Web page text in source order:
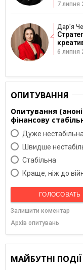
7 липня
Дарʼя
6 липня
ОПИТУВАННЯ
Опитування
фінансову
Дуже
Швидше
Cтабільна
Краще, ніж до
ГОЛОСОВАТЬ
Залишити коментар
Архів опитувань
МАЙБУТНІ ПОДІЇ